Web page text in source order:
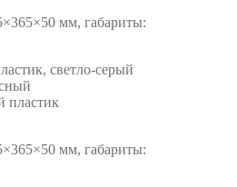
мм, габариты:
светло-серый
пластик
мм, габариты: